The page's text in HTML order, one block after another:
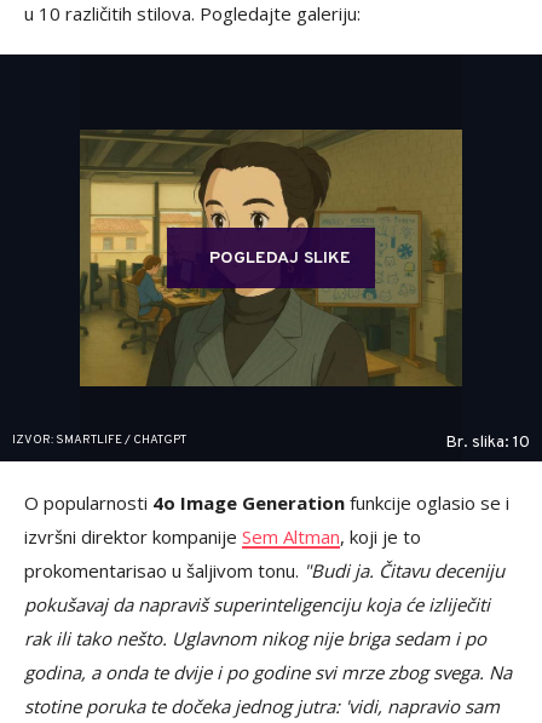
u 10 različitih stilova. Pogledajte galeriju:
POGLEDAJ SLIKE
IZVOR: SMARTLIFE / CHATGPT Br. slika: 10
O popularnosti 4o Image Generation funkcije oglasio se i
izvršni direktor kompanije Sem Altman, koji je to
prokomentarisao u šaljivom tonu. "Budi ja. Čitavu deceniju
pokušavaj da napraviš superinteligenciju koja će izliječiti
rak ili tako nešto. Uglavnom nikog nije briga sedam i po
godina, a onda te dvije i po godine svi mrze zbog svega. Na
stotine poruka te dočeka jednog jutra: 'vidi, napravio sam